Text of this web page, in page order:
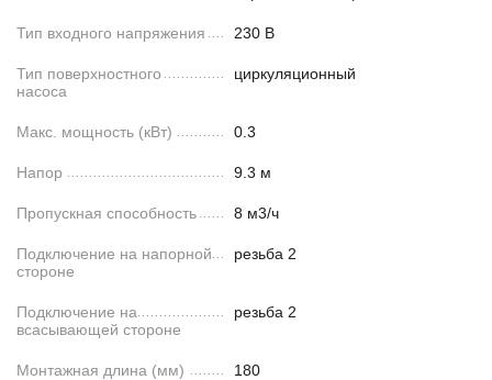
Тип входного напряжения 230 В
Тип поверхностного
насоса
циркуляционный
Макс. мощность (кВт) 0.3
Напор 9.3 м
Пропускная способность 8 м3/ч
Подключение на напорной
стороне
резьба 2
Подключение на
всасывающей стороне
резьба 2
Монтажная длина (мм) 180